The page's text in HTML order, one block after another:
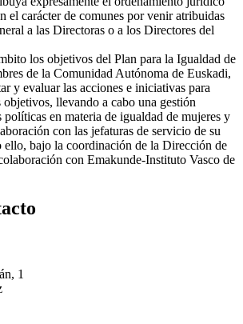
el carácter de comunes por venir atribuidas
a las Directoras o a los Directores del
los objetivos del Plan para la Igualdad de
de la Comunidad Autónoma de Euskadi,
y evaluar las acciones e iniciativas para
objetivos, llevando a cabo una gestión
políticas en materia de igualdad de mujeres y
con las jefaturas de servicio de su
bajo la coordinación de la Dirección de
con Emakunde-Instituto Vasco de
1